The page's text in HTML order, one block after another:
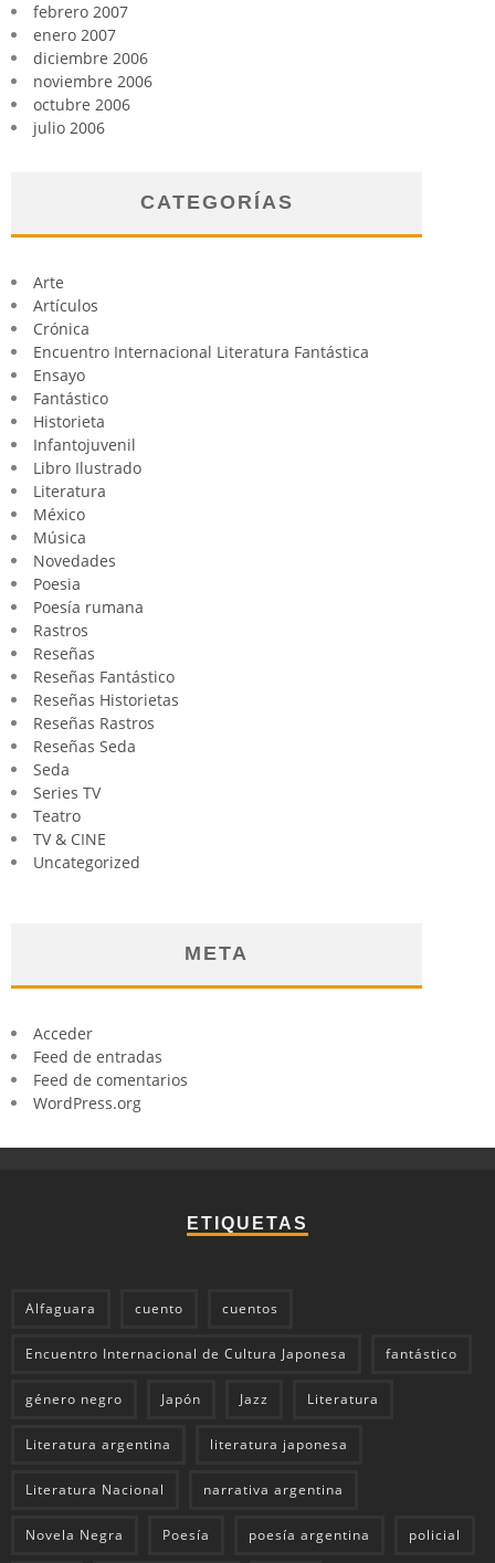
febrero 2007
enero 2007
diciembre 2006
noviembre 2006
octubre 2006
julio 2006
CATEGORÍAS
Arte
Artículos
Crónica
Encuentro Internacional Literatura Fantástica
Ensayo
Fantástico
Historieta
Infantojuvenil
Libro Ilustrado
Literatura
México
Música
Novedades
Poesia
Poesía rumana
Rastros
Reseñas
Reseñas Fantástico
Reseñas Historietas
Reseñas Rastros
Reseñas Seda
Seda
Series TV
Teatro
TV & CINE
Uncategorized
META
Acceder
Feed de entradas
Feed de comentarios
WordPress.org
ETIQUETAS
Alfaguara cuento cuentos
Encuentro Internacional de Cultura Japonesa fantástico
género negro Japón Jazz Literatura
Literatura argentina literatura japonesa
Literatura Nacional narrativa argentina
Novela Negra Poesía poesía argentina policial